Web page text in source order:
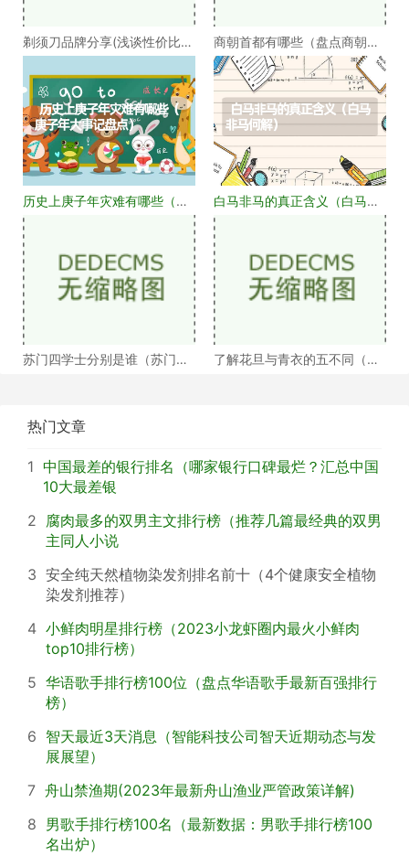
剃须刀品牌分享(浅谈性价比高
的剃须刀品牌）
商朝首都有哪些（盘点商朝的
十几个首都）
历史上庚子年灾难有哪些（庚
子年大事记盘点）
白马非马的真正含义（白马非
马何解）
苏门四学士分别是谁（苏门四
了解花旦与青衣的五不同（浅
热门文章
1 中国最差的银行排名（哪家银行口碑最烂？汇总中国
10大最差银
2
腐肉最多的双男主文排行榜（推荐几篇最经典的双男
主同人小说
3 安全纯天然植物染发剂排名前十（4个健康安全植物
染发剂推荐）
4 小鲜肉明星排行榜（2023小龙虾圈内最火小鲜肉
top10排行榜）
5 华语歌手排行榜100位（盘点华语歌手最新百强排行
榜）
6 智天最近3天消息（智能科技公司智天近期动态与发
展展望）
7 舟山禁渔期(2023年最新舟山渔业严管政策详解)
8 男歌手排行榜100名（最新数据：男歌手排行榜100
名出炉）